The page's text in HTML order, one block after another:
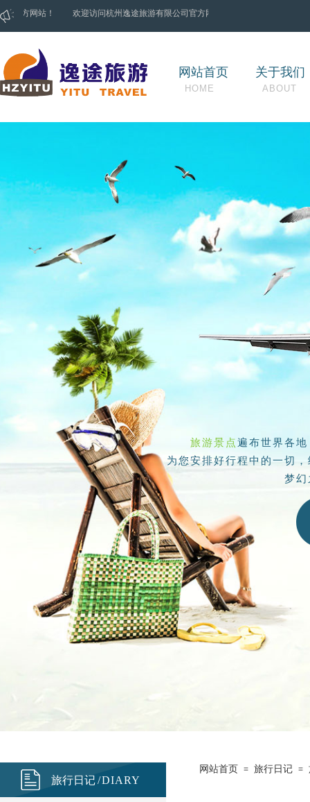
官方网站！ 欢迎访问杭州逸途旅游有限公司官方网站！
网站首页 关于我们
HOME ABOUT
旅游景点遍布世界各
为您安排好行程中的一切
梦幻
网站首页 ≡ 旅行日记 ≡
旅行日 记/DIARY